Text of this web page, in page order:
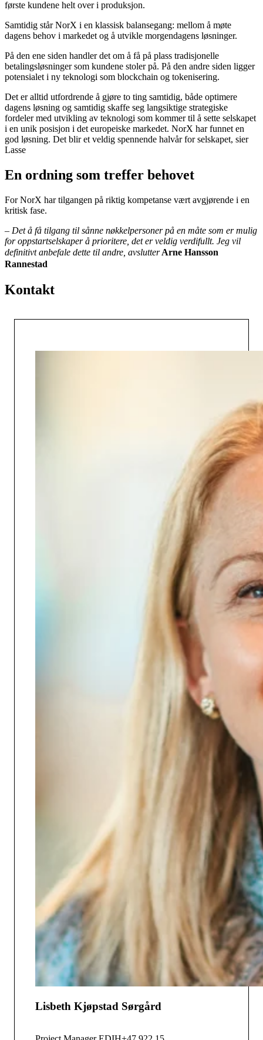
første kundene helt over i produksjon.
Samtidig står NorX i en klassisk balansegang: mellom å møte
dagens behov i markedet og å utvikle morgendagens løsninger.
På den ene siden handler det om å få på plass tradisjonelle
betalingsløsninger som kundene stoler på. På den andre siden ligger
potensialet i ny teknologi som blockchain og tokenisering.
Det er alltid utfordrende å gjøre to ting samtidig, både optimere
dagens løsning og samtidig skaffe seg langsiktige strategiske
fordeler med utvikling av teknologi som kommer til å sette selskapet
i en unik posisjon i det europeiske markedet. NorX har funnet en
god løsning. Det blir et veldig spennende halvår for selskapet, sier
Lasse
En ordning som treffer behovet
For NorX har tilgangen på riktig kompetanse vært avgjørende i en
kritisk fase.
– Det å få tilgang til sånne nøkkelpersoner på en måte som er mulig
for oppstartselskaper å prioritere, det er veldig verdifullt. Jeg vil
definitivt anbefale dette til andre, avslutter Arne Hansson
Rannestad
Kontakt
Lisbeth Kjøpstad Sørgård